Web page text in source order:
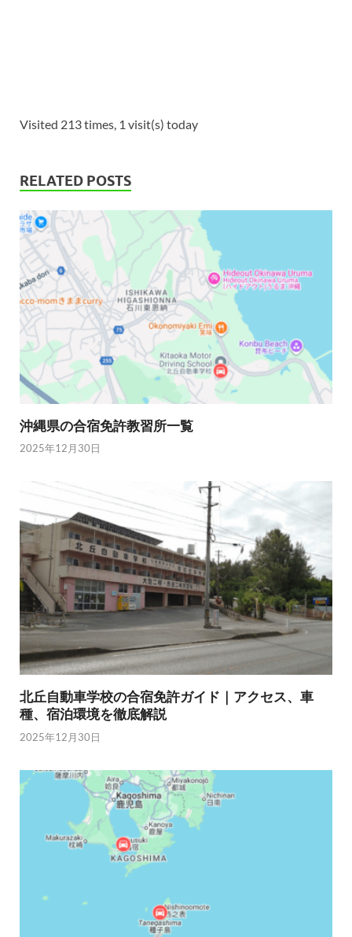
Visited 213 times, 1 visit(s) today
RELATED POSTS
沖縄県の合宿免許教習所一覧
2025年12月30日
北丘自動車学校の合宿免許ガイド｜アクセス、車
種、宿泊環境を徹底解説
2025年12月30日